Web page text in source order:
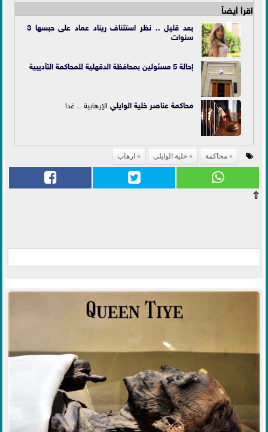
اقرأ أيضاً
بعد قليل .. نظر استئناف ريناد عماد على حبسها 3
سنوات
إحالة 5 مسئولين بمحافظة الدقهلية للمحاكمة التأديبية
محاكمة عناصر خلية الوايلي الإرهابية .. غدا
محاكمة خلية الوايلي ارهاب
⇧